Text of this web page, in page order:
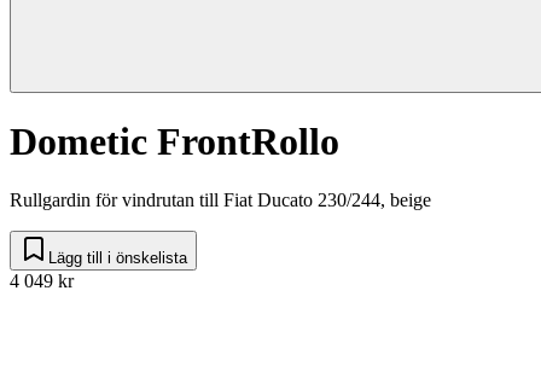
Dometic FrontRollo
Rullgardin för vindrutan till Fiat Ducato 230/244, beige
Lägg till i önskelista
4 049 kr